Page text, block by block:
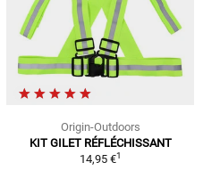
Origin-Outdoors
KIT GILET RÉFLÉCHISSANT
14,95 €1